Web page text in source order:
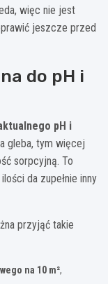
więc nie jest
jeszcze przed
do pH i
pH i
gleba, tym więcej
sorpcyjną. To
da zupełnie inny
przyjąć takie
na 10 m²,